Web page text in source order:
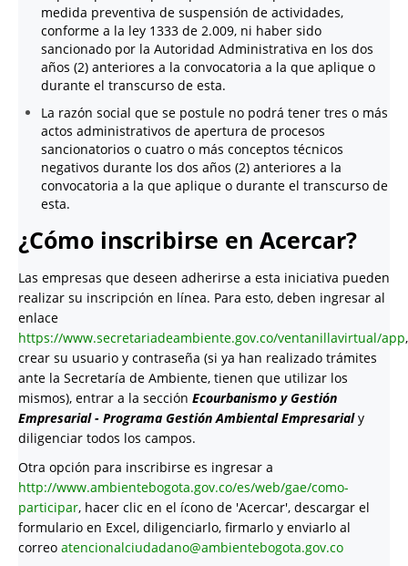
medida preventiva de suspensión de actividades,
conforme a la ley 1333 de 2.009, ni haber sido
sancionado por la Autoridad Administrativa en los dos
años (2) anteriores a la convocatoria a la que aplique o
durante el transcurso de esta.
La razón social que se postule no podrá tener tres o más
actos administrativos de apertura de procesos
sancionatorios o cuatro o más conceptos técnicos
negativos durante los dos años (2) anteriores a la
convocatoria a la que aplique o durante el transcurso de
esta.
¿Cómo inscribirse en Acercar?
Las empresas que deseen adherirse a esta iniciativa pueden
realizar su inscripción en línea. Para esto, deben ingresar al
enlace
https://www.secretariadeambiente.gov.co/ventanillavirtual/app,
crear su usuario y contraseña (si ya han realizado trámites
ante la Secretaría de Ambiente, tienen que utilizar los
mismos), entrar a la sección Ecourbanismo y Gestión
Empresarial - Programa Gestión Ambiental Empresarialy
diligenciar todos los campos.
Otra opción para inscribirse es ingresar a
http://www.ambientebogota.gov.co/es/web/gae/como-
participar, hacer clic en el ícono de 'Acercar', descargar el
formulario en Excel, diligenciarlo, firmarlo y enviarlo al
correo atencionalciudadano@ambientebogota.gov.co